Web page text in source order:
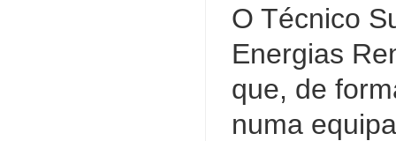
O Técnico
Energias
que, de
numa